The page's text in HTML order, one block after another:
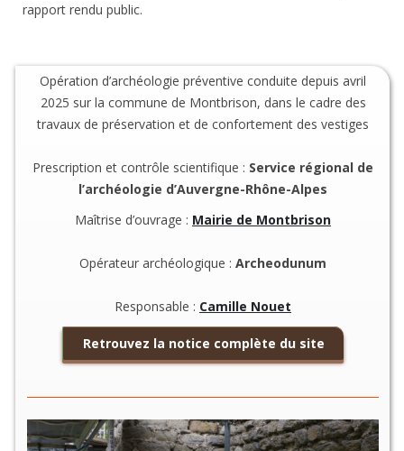
rapport rendu public.
Opération d’archéologie préventive conduite depuis avril
2025 sur la commune de Montbrison, dans le cadre des
travaux de préservation et de confortement des vestiges
Prescription et contrôle scientifique : Service régional de
l’archéologie d’Auvergne-Rhône-Alpes
Maîtrise d’ouvrage : Mairie de Montbrison
Opérateur archéologique : Archeodunum
Responsable : Camille Nouet
Retrouvez la notice complète du site